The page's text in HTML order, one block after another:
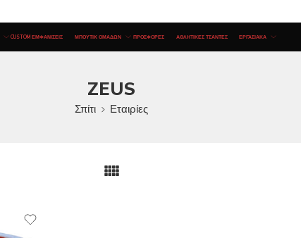
CUSTOM ΕΜΦΑΝΙΣΕΙΣ ΜΠΟΥΤΙΚ ΟΜΑΔΩΝ ΠΡΟΣΦΟΡΕΣ ΑΘΛΗΤΙΚΕΣ ΤΣΑΝΤΕΣ ΕΡΓΑΣΙΑΚΑ
ZEUS
Σπίτι Εταιρίες